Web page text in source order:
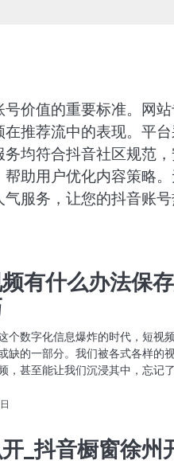
价值的重要标准。网
推荐流中的表现。平
均符合抖音社区规范
助用户优化内容策略
服务，让您的抖音账
有什么办法保存_
个数字化信息爆炸的时代，短视
缺的一部分。我们被各式各样的
，甚至能让我们沉浸其中，忘记
_抖音橱窗徐州